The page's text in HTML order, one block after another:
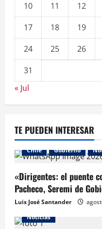
10
11 12
17
18 19
24
25 26
31
« Jul
TE PUEDEN INTERESAR
Chile Gobierno
«Dirigentes: el puente
Pacheco, Seremi de
Luis José Santander
Noticias